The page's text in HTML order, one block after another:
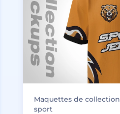
Maquettes de
sport